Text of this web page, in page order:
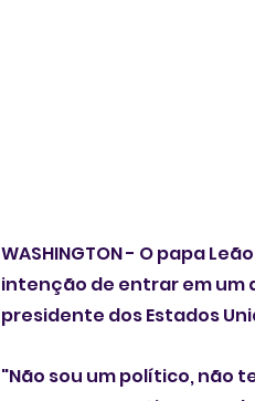
WASHINGTON - O papa
intenção de entrar em um
presidente dos Estados
"Não sou um político, não